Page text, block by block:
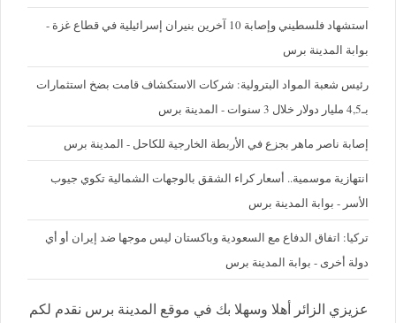
استشهاد فلسطيني وإصابة 10 آخرين بنيران إسرائيلية في قطاع غزة -
بوابة المدينة برس
رئيس شعبة المواد البترولية: شركات الاستكشاف قامت بضخ استثمارات
بـ4,5 مليار دولار خلال 3 سنوات - المدينة برس
إصابة ناصر ماهر بجزع في الأربطة الخارجية للكاحل - المدينة برس
‪انتهازية موسمية.. أسعار كراء الشقق بالوجهات الشمالية تكوي جيوب
الأسر - بوابة المدينة برس
تركيا: اتفاق الدفاع مع السعودية وباكستان ليس موجها ضد إيران أو أي
دولة أخرى - بوابة المدينة برس
عزيزي الزائر أهلا وسهلا بك في موقع المدينة برس نقدم لكم